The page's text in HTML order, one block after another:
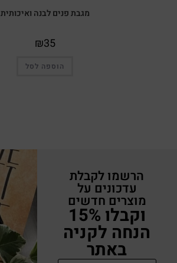
מגבת פנים לבנה ואיכותית
₪35
הוספה לסל
הרשמו לקבלת
עדכונים על
מוצרים חדשים
וקבלו 15%
הנחה לקניה
באתר